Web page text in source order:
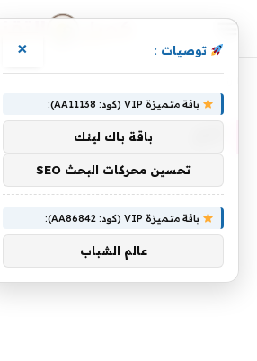
توصيات : ×
باقة متميزة VIP (كود: AA11138):
باقة باك لينك
تحسين محركات البحث SEO
باقة متميزة VIP (كود: AA86842):
عالم الشباب